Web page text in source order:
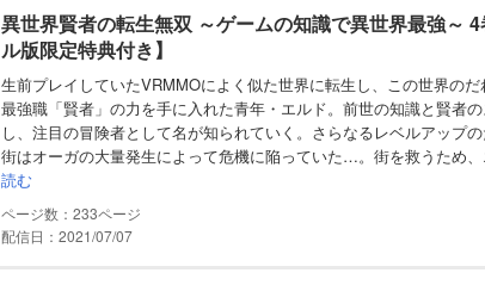
異世界賢者の転生無双 ～ゲームの知識で異世界最強～
ル版限定特典付き】
生前プレイしていたVRMMOによく似た世界に転生し、この世界の
最強職「賢者」の力を手に入れた青年・エルド。前世の知識と賢者
し、注目の冒険者として名が知られていく。さらなるレベルアップ
街はオーガの大量発生によって危機に陥っていた…。街を救うため
読む
233
配信日：2021/07/07